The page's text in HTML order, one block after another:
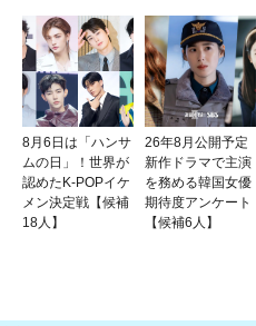
8月6日は「ハンサ
ムの日」！世界が
認めたK-POPイケ
メン決定戦【候補
18人】
26年8月公開予定
新作ドラマで主演
を務める韓国女優
期待度アンケート
【候補6人】